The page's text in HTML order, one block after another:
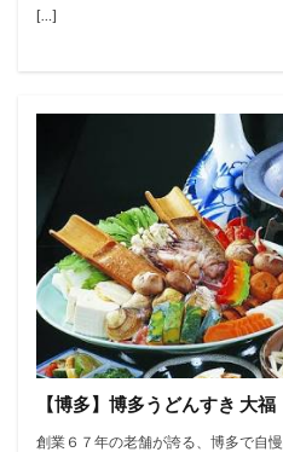
[…]
【博多】博多うどんすき 大福
創業６７年の老舗が誇る、博多で自